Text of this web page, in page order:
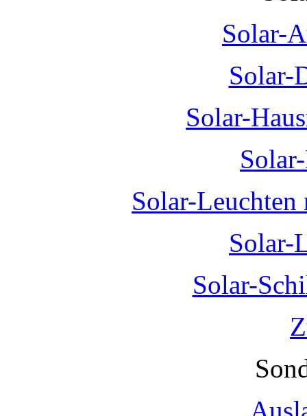
Solar-
Solar-
Solar-
Solar-Leuchten
Solar-
Solar-